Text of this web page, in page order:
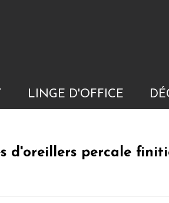
LINGE D'OFFICE
d'oreillers percale